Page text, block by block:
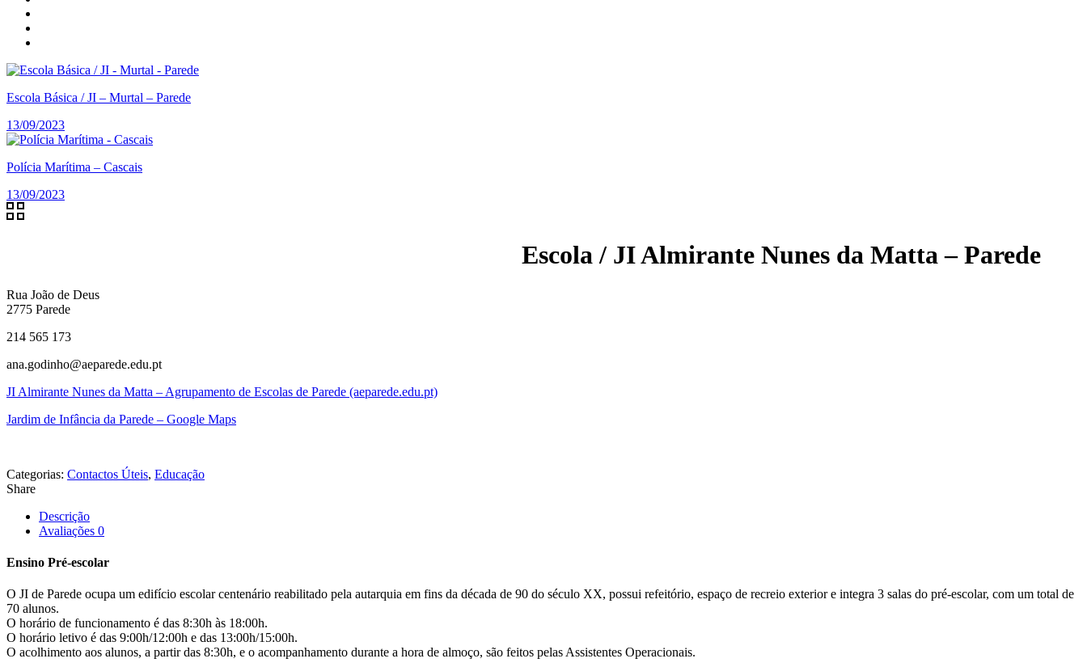
Escola Básica / JI – Murtal – Parede
13/09/2023
Polícia Marítima – Cascais
13/09/2023
Escola / JI Almirante Nunes da Matta – Parede
Rua João de Deus
2775 Parede
214 565 173
ana.godinho@aeparede.edu.pt
JI Almirante Nunes da Matta – Agrupamento de Escolas de Parede (aeparede.edu.pt)
Jardim de Infância da Parede – Google Maps
Categorias: Contactos Úteis, Educação
Share
Descrição
Avaliações 0
Ensino Pré-escolar
O JI de Parede ocupa um edifício escolar centenário reabilitado pela autarquia em fins da década de 90 do século XX, possui refeitório, espaço de recreio exterior e integra 3 salas do pré-escolar, com um total de
70 alunos.
O horário de funcionamento é das 8:30h às 18:00h.
O horário letivo é das 9:00h/12:00h e das 13:00h/15:00h.
O acolhimento aos alunos, a partir das 8:30h, e o acompanhamento durante a hora de almoço, são feitos pelas Assistentes Operacionais.